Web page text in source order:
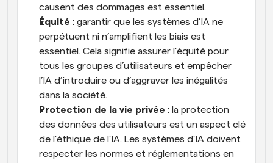
causent des dommages est essentiel.
Équité : garantir que les systèmes d’IA ne
perpétuent ni n’amplifient les biais est
essentiel. Cela signifie assurer l’équité pour
tous les groupes d’utilisateurs et empêcher
l’IA d’introduire ou d’aggraver les inégalités
dans la société.
Protection de la vie privée : la protection
des données des utilisateurs est un aspect clé
de l’éthique de l’IA. Les systèmes d’IA doivent
respecter les normes et réglementations en